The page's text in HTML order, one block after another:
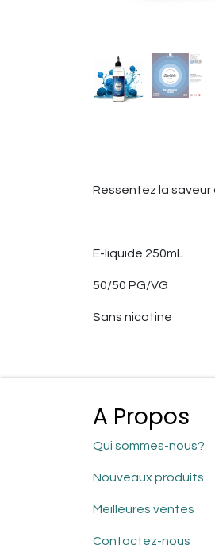
Ressentez la saveur
E-liquide 250mL
50/50 PG/VG
Sans nicotine
A Propos
Qui sommes-nous?
Nouveaux produits
Meilleures ventes
Contactez-nous